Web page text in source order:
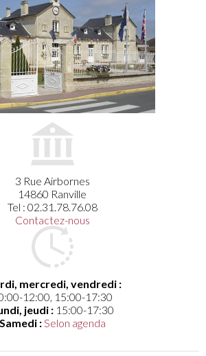
3 Rue Airbornes
14860 Ranville
Tel : 02.31.78.76.08
Contactez-nous
mercredi, vendredi :
12:00, 15:00-17:30
jeudi :15:00-17:30
Samedi : Selon agenda